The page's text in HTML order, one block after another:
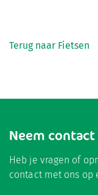
Terug naar Fietsen
Neem contact
Heb je vragen of
contact met ons op